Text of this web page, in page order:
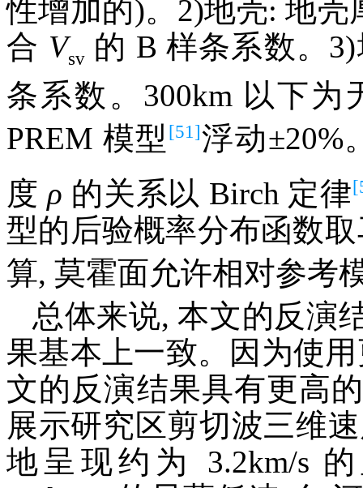
性增加的)。2)地壳: 地
合 Vsv的 B 样条系数。
条系数。300km 以下
PREM 模型 [51]浮动±20%
度ρ 的关系以 Birch 定律
型的后验概率分布函数
算, 莫霍面允许相对参考
总体来说, 本文的反演
果基本上一致。因为使
文的反演结果具有更高
展示研究区剪切波三维
地呈现约为 3.2km/s